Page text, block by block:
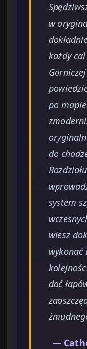
w
każdy
po
do
system
wiesz
wykonać
dać
—